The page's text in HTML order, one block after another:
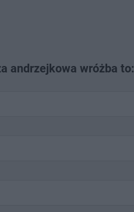
andrzejkowa wróżba to: